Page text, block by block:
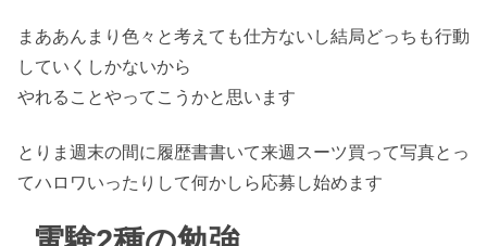
まああんまり色々と考えても仕方ないし結局どっちも行動
していくしかないから
やれることやってこうかと思います
とりま週末の間に履歴書書いて来週スーツ買って写真とっ
てハロワいったりして何かしら応募し始めます